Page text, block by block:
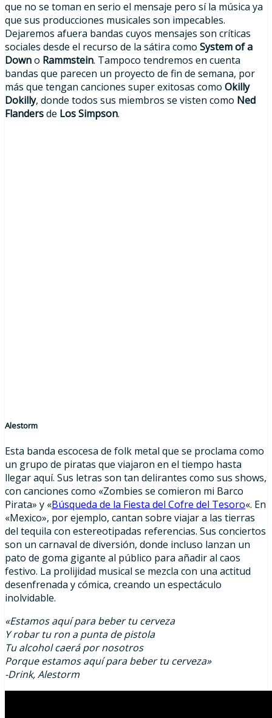
que no se toman en serio el mensaje pero sí la música ya
que sus producciones musicales son impecables.
Dejaremos afuera bandas cuyos mensajes son críticas
sociales desde el recurso de la sátira como System of a
Downo Rammstein. Tampoco tendremos en cuenta
bandas que parecen un proyecto de fin de semana, por
más que tengan canciones super exitosas como Okilly
Dokilly, donde todos sus miembros se visten como Ned
Flandersde Los Simpson.
Alestorm
Esta banda escocesa de folk metal que se proclama como
un grupo de piratas que viajaron en el tiempo hasta
llegar aquí. Sus letras son tan delirantes como sus shows,
con canciones como «Zombies se comieron mi Barco
Pirata» y «Búsqueda de la Fiesta del Cofre del Tesoro«. En
«Mexico», por ejemplo, cantan sobre viajar a las tierras
del tequila con estereotipadas referencias. Sus conciertos
son un carnaval de diversión, donde incluso lanzan un
pato de goma gigante al público para añadir al caos
festivo. La prolijidad musical se mezcla con una actitud
desenfrenada y cómica, creando un espectáculo
inolvidable.
«Estamos aquí para beber tu cerveza
Y robar tu ron a punta de pistola
Tu alcohol caerá por nosotros
Porque estamos aquí para beber tu cerveza»
-Drink, Alestorm